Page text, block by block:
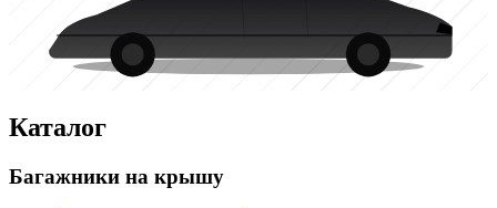
Каталог
Багажники на крышу